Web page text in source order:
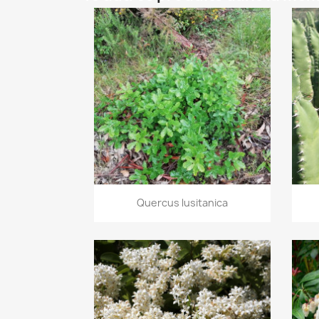
Aperçu rapide
Quercus lusitanica